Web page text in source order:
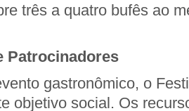
três a quatro bufês ao
Patrocinadores
gastronômico, o
objetivo social. Os